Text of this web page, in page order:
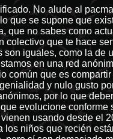
No alude al
que se supone que
que no sabes como
colectivo que te hace
iguales, como la
en una red
común que es
y nulo gusto
por lo que
evolucione conforme
usando desde el
los niños que recién